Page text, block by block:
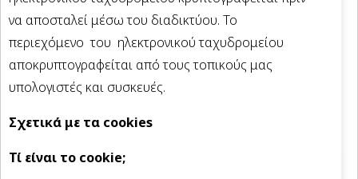
να αποσταλεί μέσω του διαδικτύου. Το
περιεχόμενο του ηλεκτρονικού ταχυδρομείου
αποκρυπτογραφείται από τους τοπικούς μας
υπολογιστές και συσκευές.
Σχετικά με τα cookies
Τί είναι το cookie;